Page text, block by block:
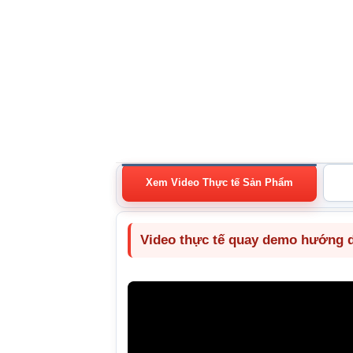
Xem Video Thực tế Sản Phẩm
Video thực tế quay demo hướng